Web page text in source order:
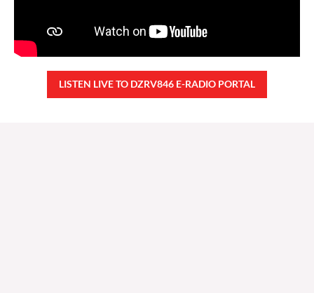
LISTEN LIVE TO DZRV846 E-RADIO PORTAL